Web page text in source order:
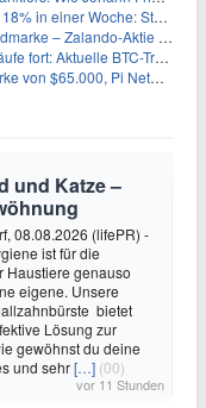
Steht ein Kurs von $0,30 bevor?
Aktie crasht nach Quartalszahlen
Aktuelle BTC-Transaktionen
Network gewinnt an Unterstützung
und Katze –
08.08.2026 (lifePR) -
ist für die
Haustiere genauso
eigene. Unsere
bietet
Lösung zur
gewöhnst du deine
und sehr[…] (00)
vor 11 Stunden